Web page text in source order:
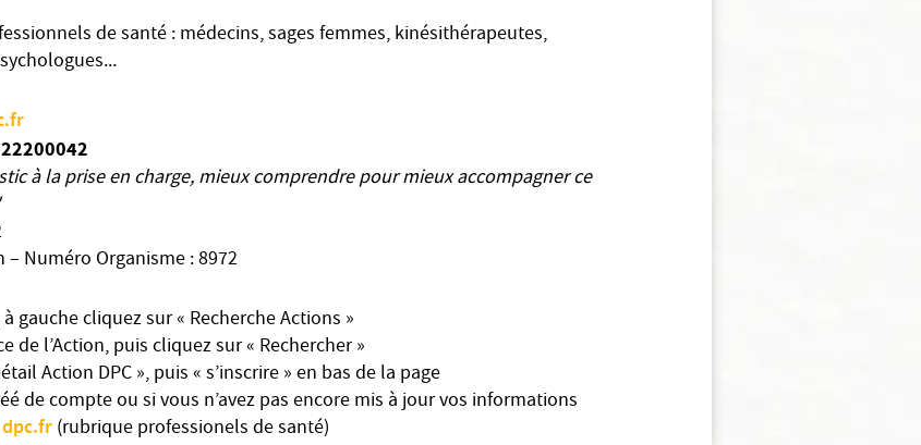
de santé : médecins, sages femmes, kinésithérapeutes,
à la prise en charge, mieux comprendre pour mieux accompagner ce
Numéro Organisme : 8972
gauche cliquez sur « Recherche Actions »
de l’Action, puis cliquez sur « Rechercher »
Action DPC », puis « s’inscrire » en bas de la page
de compte ou si vous n’avez pas encore mis à jour vos informations
dpc.fr(rubrique professionels de santé)